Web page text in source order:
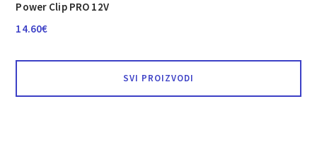
Power Clip PRO 12V
14.60€
SVI PROIZVODI